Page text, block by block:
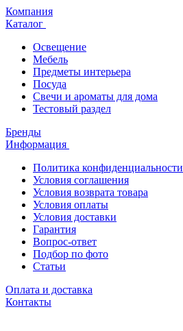
Компания
Каталог
Освещение
Мебель
Предметы интерьера
Посуда
Свечи и ароматы для дома
Тестовый раздел
Бренды
Информация
Политика конфиденциальности
Условия соглашения
Условия возврата товара
Условия оплаты
Условия доставки
Гарантия
Вопрос-ответ
Подбор по фото
Статьи
Оплата и доставка
Контакты